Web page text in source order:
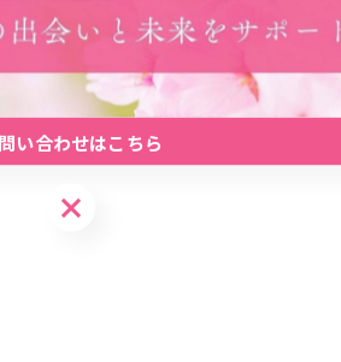
問い合わせはこちら
い合わせはこちら